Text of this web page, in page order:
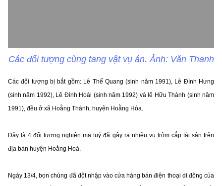
Các đối tượng cùng tang vật vụ án. Ảnh: Văn Thanh
Các đối tượng bị bắt gồm: Lê Thế Quang (sinh năm 1991), Lê Đình Hưng
(sinh năm 1992), Lê Đình Hoài (sinh năm 1992) và lê Hữu Thành (sinh năm
1991), đều ở xã Hoằng Thành, huyện Hoằng Hóa.
Đây là 4 đối tượng nghiện ma tuý đã gây ra nhiều vụ trộm cắp tài sản trên
địa bàn huyện Hoằng Hoá.
Ngày 13/4, bọn chúng đã đột nhập vào cửa hàng bán điện thoại di động của